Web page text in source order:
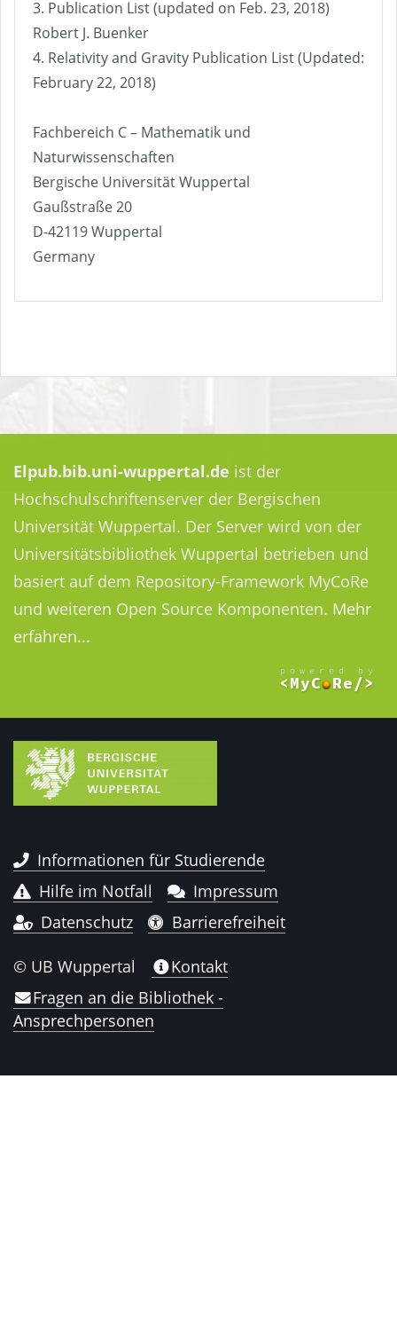
3. Publication List (updated on Feb. 23, 2018)
Robert J. Buenker
4. Relativity and Gravity Publication List (Updated:
February 22, 2018)
Fachbereich C – Mathematik und
Naturwissenschaften
Bergische Universität Wuppertal
Gaußstraße 20
D-42119 Wuppertal
Germany
Elpub.bib.uni-wuppertal.de ist der
Hochschulschriftenserver der Bergischen
Universität Wuppertal. Der Server wird von der
Universitätsbibliothek Wuppertal betrieben und
basiert auf dem Repository-Framework MyCoRe
und weiteren Open Source Komponenten. Mehr
erfahren...
Informationen für Studierende
Hilfe im Notfall
Impressum
Datenschutz
Barrierefreiheit
© UB Wuppertal
Kontakt
Fragen an die Bibliothek -
Ansprechpersonen